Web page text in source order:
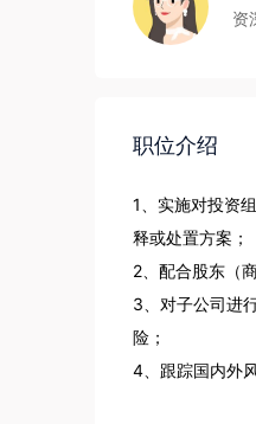
资
职位介绍
1、实施对投资
释或处置方案；
2、配合股东（
3、对子公司进
险；
4、跟踪国内外